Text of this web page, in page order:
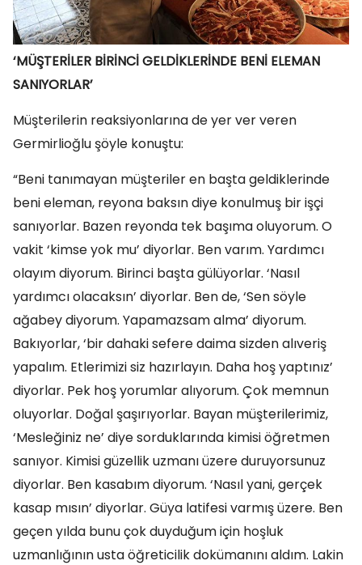
‘MÜŞTERİLER BİRİNCİ GELDİKLERİNDE BENİ ELEMAN
SANIYORLAR’
Müşterilerin reaksiyonlarına de yer ver veren
Germirlioğlu şöyle konuştu:
“Beni tanımayan müşteriler en başta geldiklerinde
beni eleman, reyona baksın diye konulmuş bir işçi
sanıyorlar. Bazen reyonda tek başıma oluyorum. O
vakit ‘kimse yok mu’ diyorlar. Ben varım. Yardımcı
olayım diyorum. Birinci başta gülüyorlar. ‘Nasıl
yardımcı olacaksın’ diyorlar. Ben de, ‘Sen söyle
ağabey diyorum. Yapamazsam alma’ diyorum.
Bakıyorlar, ‘bir dahaki sefere daima sizden alıveriş
yapalım. Etlerimizi siz hazırlayın. Daha hoş yaptınız’
diyorlar. Pek hoş yorumlar alıyorum. Çok memnun
oluyorlar. Doğal şaşırıyorlar. Bayan müşterilerimiz,
‘Mesleğiniz ne’ diye sorduklarında kimisi öğretmen
sanıyor. Kimisi güzellik uzmanı üzere duruyorsunuz
diyorlar. Ben kasabım diyorum. ‘Nasıl yani, gerçek
kasap mısın’ diyorlar. Güya latifesi varmış üzere. Ben
geçen yılda bunu çok duyduğum için hoşluk
uzmanlığının usta öğreticilik dokümanını aldım. Lakin